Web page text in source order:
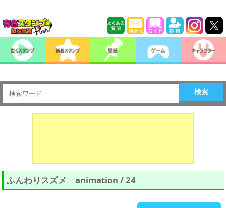
検索
ふんわりスズメ animation / 24